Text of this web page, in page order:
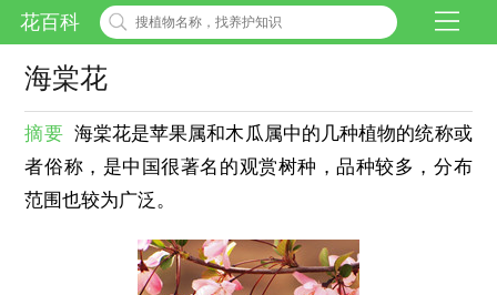
花百科
海棠花
摘要 海棠花是苹果属和木瓜属中的几种植物的统称或
者俗称，是中国很著名的观赏树种，品种较多，分布
范围也较为广泛。